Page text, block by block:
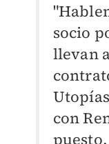
socio
llevan
con